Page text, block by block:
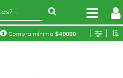
Compra mínima $40000